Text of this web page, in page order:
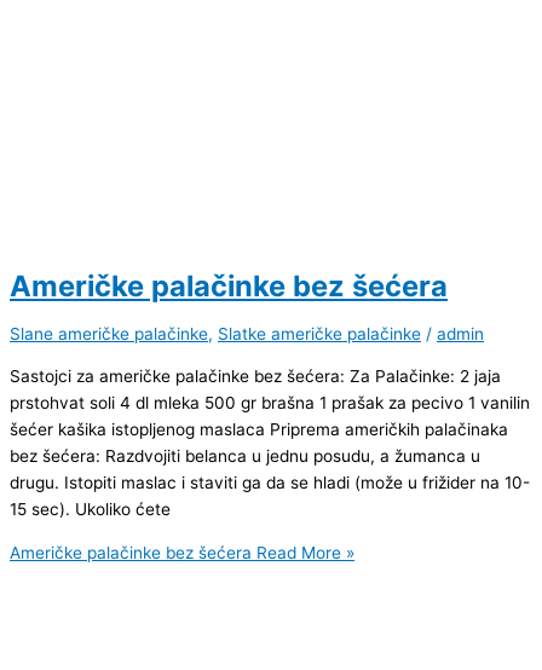
Američke palačinke bez šećera
Slane američke palačinke, Slatke američke palačinke / admin
Sastojci za američke palačinke bez šećera: Za Palačinke: 2 jaja
prstohvat soli 4 dl mleka 500 gr brašna 1 prašak za pecivo 1 vanilin
šećer kašika istopljenog maslaca Priprema američkih palačinaka
bez šećera: Razdvojiti belanca u jednu posudu, a žumanca u
drugu. Istopiti maslac i staviti ga da se hladi (može u frižider na 10-
15 sec). Ukoliko ćete
Američke palačinke bez šećera Read More »